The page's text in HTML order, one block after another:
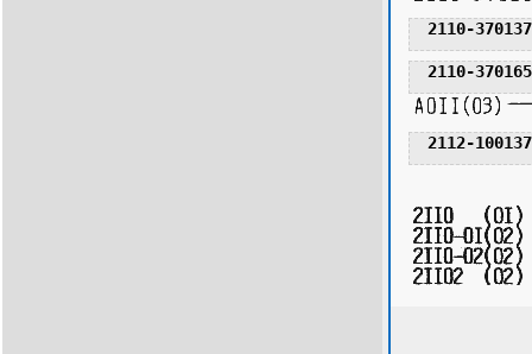
2110-
2110-
2112-